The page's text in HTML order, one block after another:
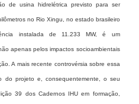
de usina hidrelétrica previsto para ser
no Rio Xingu, no estado brasileiro
instalada de 11.233 MW, é um
apenas pelos impactos socioambientais
A mais recente controvérsia sobre essa
do projeto e, consequentemente, o seu
39 dos Cadernos IHU em formação,